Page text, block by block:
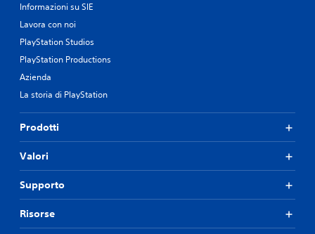
Informazioni su SIE
Lavora con noi
PlayStation Studios
PlayStation Productions
Azienda
La storia di PlayStation
Prodotti
Valori
Supporto
Risorse